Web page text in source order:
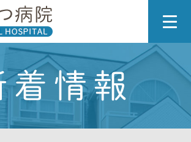
着情報